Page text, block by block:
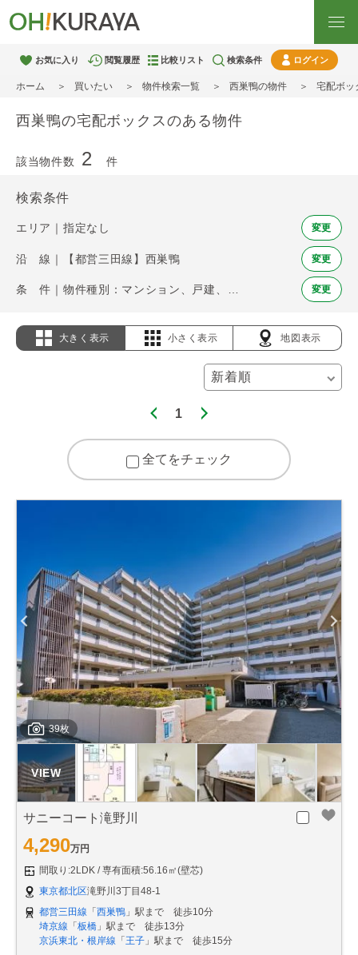
お気に入り 閲覧履歴 比較リスト 検索条件 ログイン
ホーム 買いたい 物件検索一覧 西巣鴨の物件 宅配ボッ
西巣鴨の宅配ボックスのある物件
該当物件数 2 件
検索条件
エリア｜指定なし 変更
沿 線｜【都営三田線】西巣鴨 変更
変更
大きく表示 小さく表示 地図表示
1
全てをチェック
39枚
サニーコート滝野川
4,290万円
間取り:2LDK
専有面積:56.16㎡(壁芯)
東京都北区滝野川3丁目48-1
都営三田線 「 西巣鴨 」駅まで 徒歩10分
埼京線 「 板橋 」駅まで 徒歩13分
京浜東北・根岸線 「 王子 」駅まで 徒歩15分